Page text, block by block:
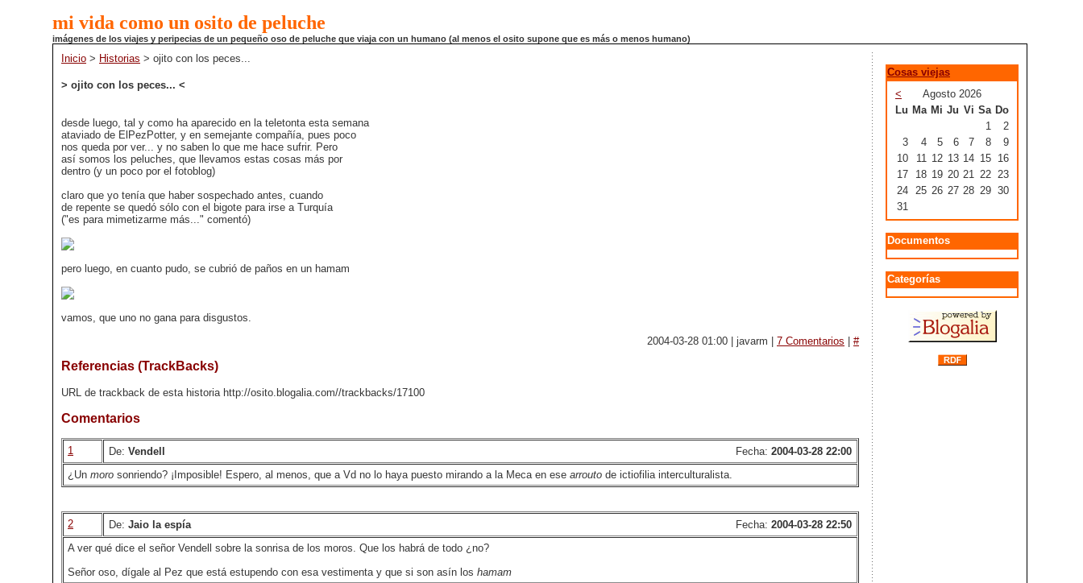
mi vida como un osito de peluche
imágenes de los viajes y peripecias de un pequeño oso de peluche que viaja con un humano (al menos el osito supone que es más o menos humano)
Inicio > Historias > ojito con los peces...
> ojito con los peces... <
desde luego, tal y como ha aparecido en la teletonta esta semana
ataviado de ElPezPotter, y en semejante compañía, pues poco
nos queda por ver... y no saben lo que me hace sufrir. Pero
así somos los peluches, que llevamos estas cosas más por
dentro (y un poco por el fotoblog)
claro que yo tenía que haber sospechado antes, cuando
de repente se quedó sólo con el bigote para irse a Turquía
("es para mimetizarme más..." comentó)
pero luego, en cuanto pudo, se cubrió de paños en un hamam
vamos, que uno no gana para disgustos.
2004-03-28 01:00 | javarm | 7 Comentarios #
Referencias (TrackBacks)
URL de trackback de esta historia http://osito.blogalia.com//trackbacks/17100
Comentarios
1 De: Vendell Fecha: 2004-03-28 22:00
¿Un moro sonriendo? ¡Imposible! Espero, al menos, que a Vd no lo haya puesto mirando a la Meca en ese arrouto de ictiofilia interculturalista.
2 De: Jaio la espía Fecha: 2004-03-28 22:50
A ver qué dice el señor Vendell sobre la sonrisa de los moros. Que los habrá de todo ¿no?
Señor oso, dígale al Pez que está estupendo con esa vestimenta y que si son asín los hamam
Cosas viejas
<
Agosto 2026
Lu Ma Mi Ju Vi Sa Do
1
2
3
4 5 6 7 8
9
10
11 12 13 14 15 16
17
18 19 20 21 22 23
24 25 26 27 28 29 30
31
Documentos
Categorías